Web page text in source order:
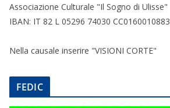
Associazione Culturale "Il Sogno di Ulisse"
IBAN: IT 82 L 05296 74030 CC0160010883
Nella causale inserire "VISIONI CORTE"
FEDIC